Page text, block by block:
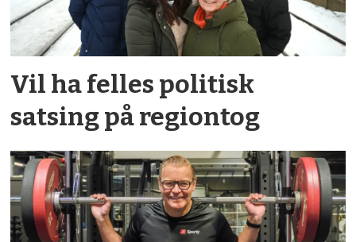
Vil ha felles politisk
satsing på regiontog